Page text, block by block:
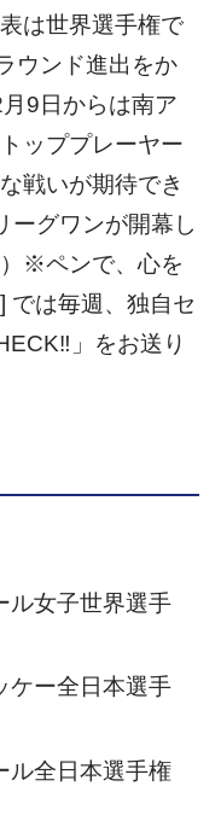
は世界選手権で
ウンド進出をか
9日からは南ア
ッププレーヤー
戦いが期待でき
ーグワンが開幕し
※ペンで、心を
では毎週、独自セ
」をお送り
ル女子世界選手
ケー全日本選手
ル全日本選手権